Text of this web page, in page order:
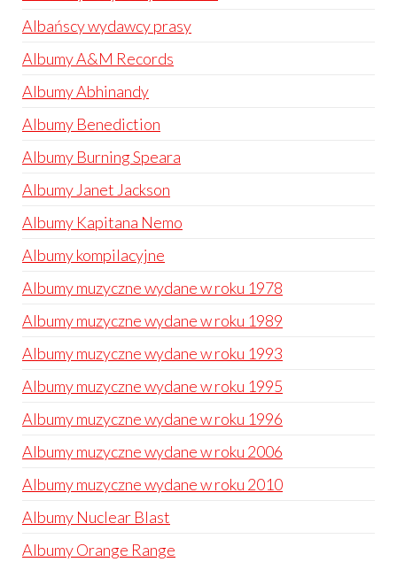
Albańscy wydawcy prasy
Albumy A&M Records
Albumy Abhinandy
Albumy Benediction
Albumy Burning Speara
Albumy Janet Jackson
Albumy Kapitana Nemo
Albumy kompilacyjne
Albumy muzyczne wydane w roku 1978
Albumy muzyczne wydane w roku 1989
Albumy muzyczne wydane w roku 1993
Albumy muzyczne wydane w roku 1995
Albumy muzyczne wydane w roku 1996
Albumy muzyczne wydane w roku 2006
Albumy muzyczne wydane w roku 2010
Albumy Nuclear Blast
Albumy Orange Range